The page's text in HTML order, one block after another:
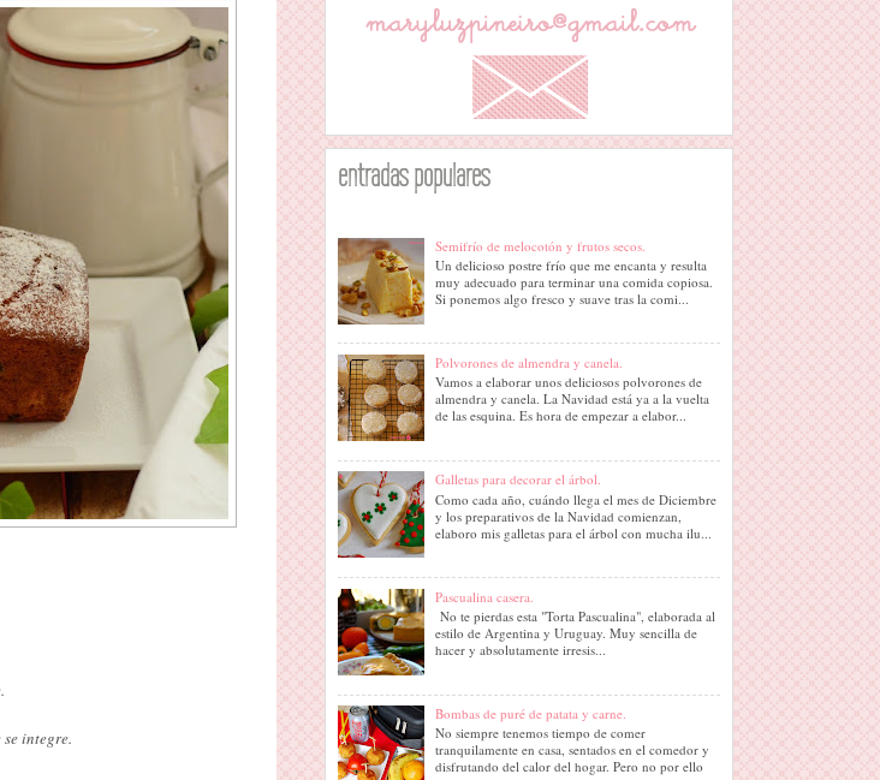
integre.
entradas populares
Semifrío de melocotón y frutos secos.
Un delicioso postre frío que me encanta y resulta
muy adecuado para terminar una comida copiosa.
Si ponemos algo fresco y suave tras la comi...
Polvorones de almendra y canela.
Vamos a elaborar unos deliciosos polvorones de
almendra y canela. La Navidad está ya a la vuelta
de las esquina. Es hora de empezar a elabor...
Galletas para decorar el árbol.
Como cada año, cuándo llega el mes de Diciembre
y los preparativos de la Navidad comienzan,
elaboro mis galletas para el árbol con mucha ilu...
Pascualina casera.
No te pierdas esta "Torta Pascualina", elaborada al
estilo de Argentina y Uruguay. Muy sencilla de
hacer y absolutamente irresis...
Bombas de puré de patata y carne.
No siempre tenemos tiempo de comer
tranquilamente en casa, sentados en el comedor y
disfrutando del calor del hogar. Pero no por ello